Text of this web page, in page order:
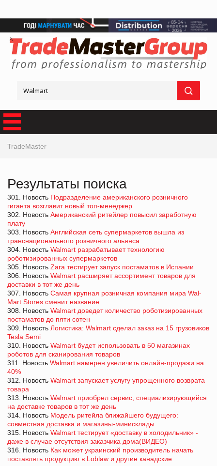
TradeMaster
Результаты поиска
301. Новость Подразделение американского розничного
гиганта возглавит новый топ-менеджер
302. Новость Американский ритейлер повысил заработную
плату
303. Новость Английская сеть супермаркетов вышла из
транснационального розничного альянса
304. Новость Walmart разрабатывает технологию
роботизированных супермаркетов
305. Новость Zara тестирует запуск постаматов в Испании
306. Новость Walmart расширяет ассортимент товаров для
доставки в тот же день
307. Новость Самая крупная розничная компания мира Wal-
Mart Stores сменит название
308. Новость Walmart доведет количество роботизированных
постаматов до пяти сотен
309. Новость Логистика: Walmart сделал заказ на 15 грузовиков
Tesla Semi
310. Новость Walmart будет использовать в 50 магазинах
роботов для сканирования товаров
311. Новость Walmart намерен увеличить онлайн-продажи на
40%
312. Новость Walmart запускает услугу упрощенного возврата
товара
313. Новость Walmart приобрел сервис, специализирующийся
на доставке товаров в тот же день
314. Новость Модель ритейла ближайшего будущего:
совместная доставка и магазины-минисклады
315. Новость Walmart тестирует «доставку в холодильник» -
даже в случае отсутствия заказчика дома(ВИДЕО)
316. Новость Как может украинский производитель начать
поставлять продукцию в Loblaw и другие канадские